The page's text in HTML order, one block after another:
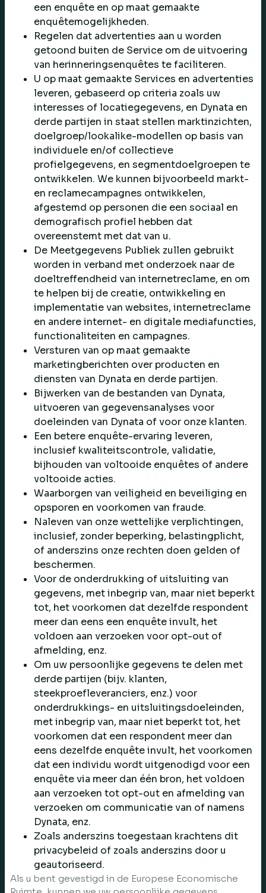
een enquête en op maat gemaakte
enquêtemogelijkheden.
Regelen dat advertenties aan u worden
getoond buiten de Service om de uitvoering
van herinneringsenquêtes te faciliteren.
U op maat gemaakte Services en advertenties
leveren, gebaseerd op criteria zoals uw
interesses of locatiegegevens, en Dynata en
derde partijen in staat stellen marktinzichten,
doelgroep/lookalike-modellen op basis van
individuele en/of collectieve
profielgegevens, en segmentdoelgroepen te
ontwikkelen. We kunnen bijvoorbeeld markt-
en reclamecampagnes ontwikkelen,
afgestemd op personen die een sociaal en
demografisch profiel hebben dat
overeenstemt met dat van u.
De Meetgegevens Publiek zullen gebruikt
worden in verband met onderzoek naar de
doeltreffendheid van internetreclame, en om
te helpen bij de creatie, ontwikkeling en
implementatie van websites, internetreclame
en andere internet- en digitale mediafuncties,
functionaliteiten en campagnes.
Versturen van op maat gemaakte
marketingberichten over producten en
diensten van Dynata en derde partijen.
Bijwerken van de bestanden van Dynata,
uitvoeren van gegevensanalyses voor
doeleinden van Dynata of voor onze klanten.
Een betere enquête-ervaring leveren,
inclusief kwaliteitscontrole, validatie,
bijhouden van voltooide enquêtes of andere
voltooide acties.
Waarborgen van veiligheid en beveiliging en
opsporen en voorkomen van fraude.
Naleven van onze wettelijke verplichtingen,
inclusief, zonder beperking, belastingplicht,
of anderszins onze rechten doen gelden of
beschermen.
Voor de onderdrukking of uitsluiting van
gegevens, met inbegrip van, maar niet beperkt
tot, het voorkomen dat dezelfde respondent
meer dan eens een enquête invult, het
voldoen aan verzoeken voor opt-out of
afmelding, enz.
Om uw persoonlijke gegevens te delen met
derde partijen (bijv. klanten,
steekproefleveranciers, enz.) voor
onderdrukkings- en uitsluitingsdoeleinden,
met inbegrip van, maar niet beperkt tot, het
voorkomen dat een respondent meer dan
eens dezelfde enquête invult, het voorkomen
dat een individu wordt uitgenodigd voor een
enquête via meer dan één bron, het voldoen
aan verzoeken tot opt-out en afmelding van
verzoeken om communicatie van of namens
Dynata, enz.
Zoals anderszins toegestaan krachtens dit
privacybeleid of zoals anderszins door u
geautoriseerd.
Als u bent gevestigd in de Europese Economische